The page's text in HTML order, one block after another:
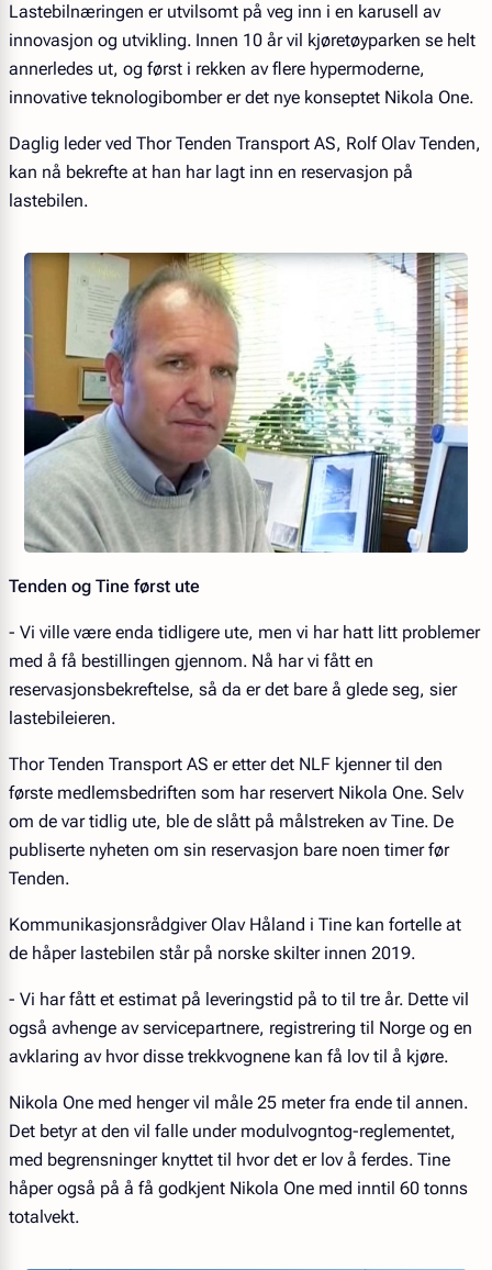
Lastebilnæringen er utvilsomt på veg inn i en karusell av
innovasjon og utvikling. Innen 10 år vil kjøretøyparken se helt
annerledes ut, og først i rekken av flere hypermoderne,
innovative teknologibomber er det nye konseptet Nikola One.
Daglig leder ved Thor Tenden Transport AS, Rolf Olav Tenden,
kan nå bekrefte at han har lagt inn en reservasjon på
lastebilen.
Tenden og Tine først ute
- Vi ville være enda tidligere ute, men vi har hatt litt problemer
med å få bestillingen gjennom. Nå har vi fått en
reservasjonsbekreftelse, så da er det bare å glede seg, sier
lastebileieren.
Thor Tenden Transport AS er etter det NLF kjenner til den
første medlemsbedriften som har reservert Nikola One. Selv
om de var tidlig ute, ble de slått på målstreken av Tine. De
publiserte nyheten om sin reservasjon bare noen timer før
Tenden.
Kommunikasjonsrådgiver Olav Håland i Tine kan fortelle at
de håper lastebilen står på norske skilter innen 2019.
- Vi har fått et estimat på leveringstid på to til tre år. Dette vil
også avhenge av servicepartnere, registrering til Norge og en
avklaring av hvor disse trekkvognene kan få lov til å kjøre.
Nikola One med henger vil måle 25 meter fra ende til annen.
Det betyr at den vil falle under modulvogntog-reglementet,
med begrensninger knyttet til hvor det er lov å ferdes. Tine
håper også på å få godkjent Nikola One med inntil 60 tonns
totalvekt.